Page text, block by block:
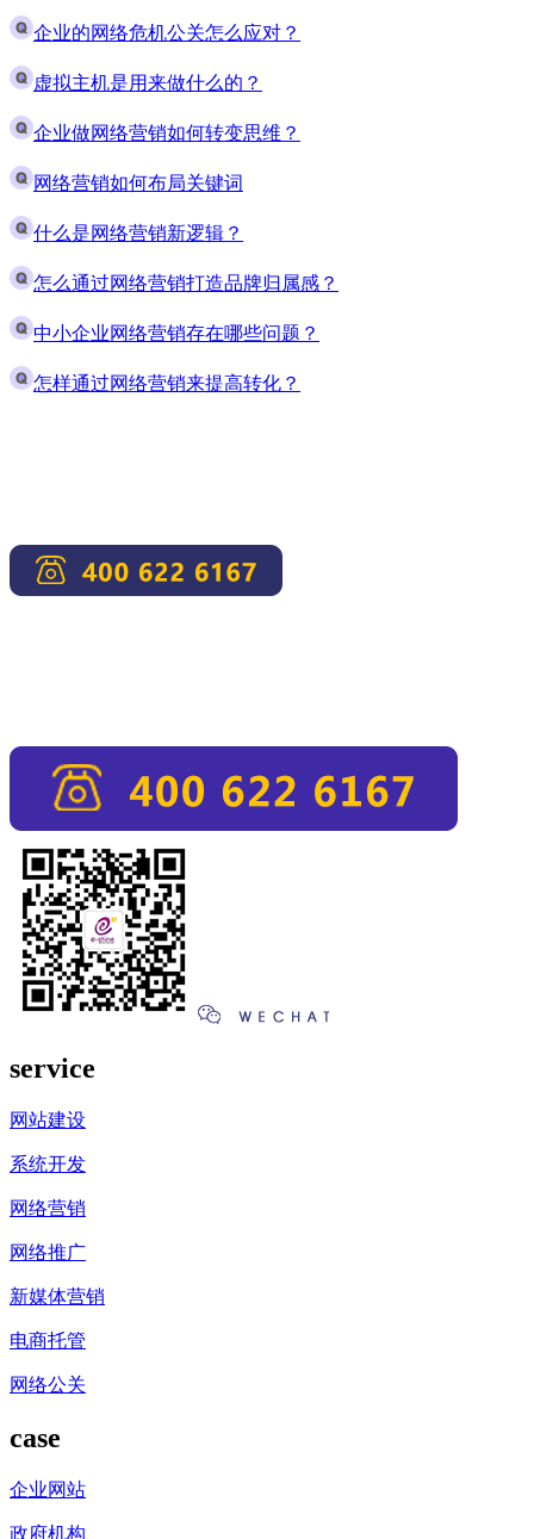
企业的网络危机公关怎么应对？
虚拟主机是用来做什么的？
企业做网络营销如何转变思维？
网络营销如何布局关键词
什么是网络营销新逻辑？
怎么通过网络营销打造品牌归属感？
中小企业网络营销存在哪些问题？
怎样通过网络营销来提高转化？
service
网站建设
系统开发
网络营销
网络推广
新媒体营销
电商托管
网络公关
case
企业网站
政府机构